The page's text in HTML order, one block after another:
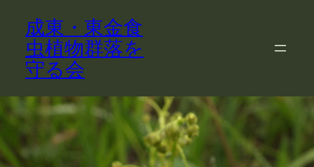
成東・東金食
虫植物群落を
守る会